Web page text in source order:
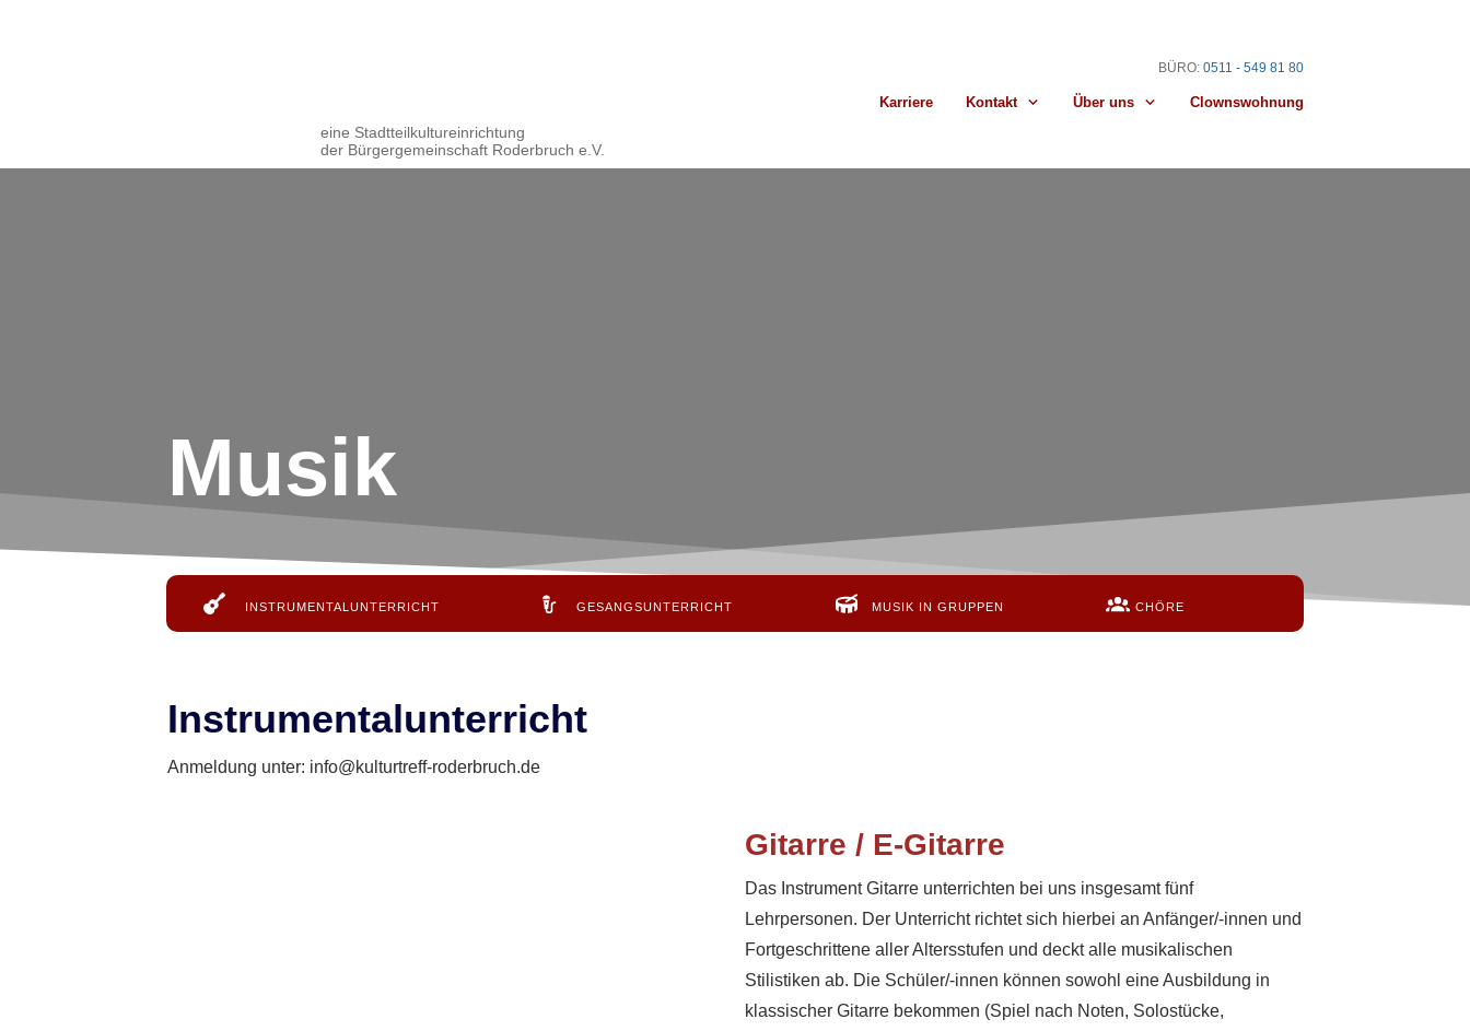
eine Stadtteilkultureinrichtung
der Bürgergemeinschaft Roderbruch e.V.
BÜRO: 0511 - 549 81 80
Karriere Kontakt Über uns Clownswohnung
Musik
INSTRUMENTALUNTERRICHT GESANGSUNTERRICHT MUSIK IN GRUPPEN CHÖRE
Instrumentalunterricht
Anmeldung unter: info@kulturtreff-roderbruch.de
Gitarre / E-Gitarre
Das Instrument Gitarre unterrichten bei uns insgesamt fünf
Lehrpersonen. Der Unterricht richtet sich hierbei an Anfänger/-innen und
Fortgeschrittene aller Altersstufen und deckt alle musikalischen
Stilistiken ab. Die Schüler/-innen können sowohl eine Ausbildung in
klassischer Gitarre bekommen (Spiel nach Noten, Solostücke,